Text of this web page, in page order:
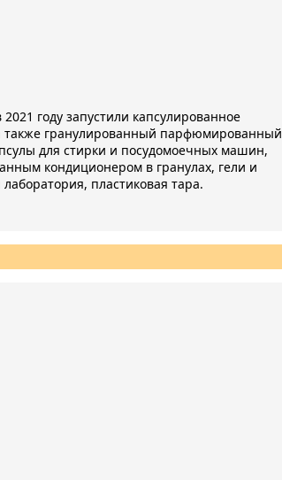
году запустили капсулированное
также гранулированный парфюмированный
для стирки и посудомоечных машин,
кондиционером в гранулах, гели и
пластиковая тара.